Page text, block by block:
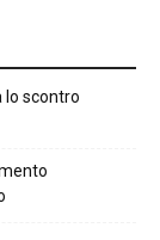
lo scontro